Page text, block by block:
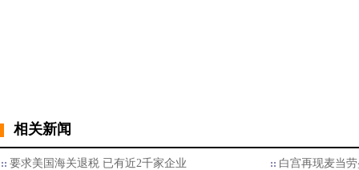
相关新闻
要求美国海关退税 已有近2千家企业
白宫再现麦当